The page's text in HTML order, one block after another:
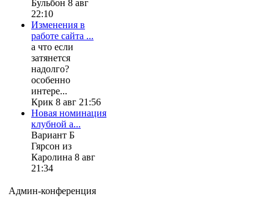
Бульбон 8 авг
22:10
Изменения в
работе сайта ...
а что если
затянется
надолго?
особенно
интере...
Крик 8 авг 21:56
Новая номинация
клубной а...
Вариант Б
Гярсон из
Каролина 8 авг
21:34
Админ-конференция